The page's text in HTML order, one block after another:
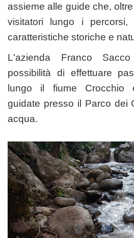
assieme alle guide che,
visitatori lungo i percorsi,
caratteristiche storiche e
L'azienda Franco
possibilità di effettuare
lungo il fiume Crocchio
guidate presso il Parco dei
acqua.